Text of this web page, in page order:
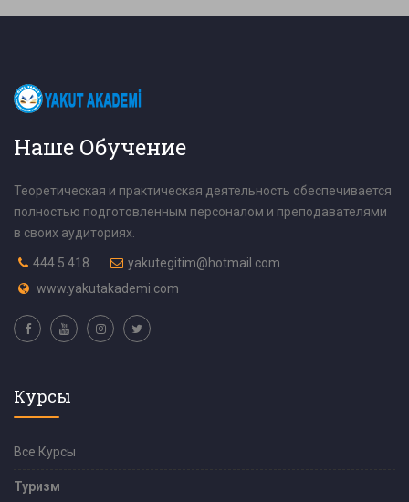
Наше Обучение
Теоретическая и практическая деятельность обеспечивается
полностью подготовленным персоналом и преподавателями
в своих аудиториях.
444 5 418
yakutegitim@hotmail.com
www.yakutakademi.com
Курсы
Все Курсы
Туризм